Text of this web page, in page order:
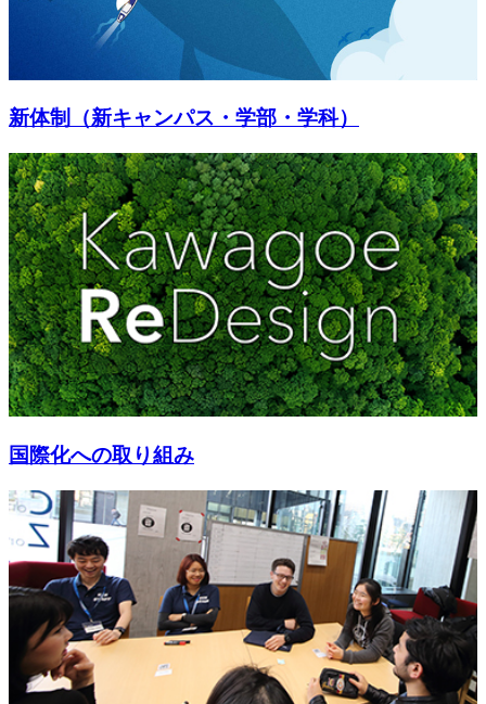
新体制（新キャンパス・学部・学科）
国際化への取り組み